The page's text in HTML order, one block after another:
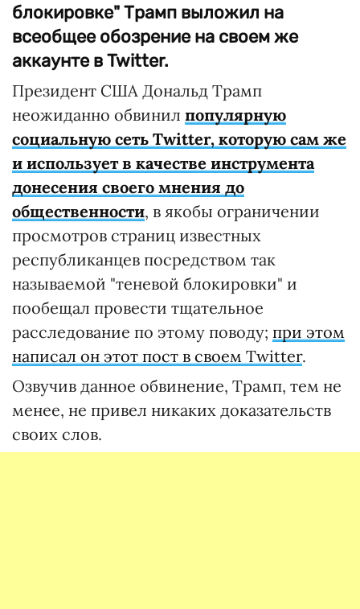
блокировке" Трамп выложил на
всеобщее обозрение на своем же
аккаунте в Twitter.
Президент США Дональд Трамп
неожиданно обвинил популярную
социальную сеть Twitter, которую сам же
и использует в качестве инструмента
донесения своего мнения до
общественности, в якобы ограничении
просмотров страниц известных
республиканцев посредством так
называемой "теневой блокировки" и
пообещал провести тщательное
расследование по этому поводу; при этом
написал он этот пост в своем Twitter.
Озвучив данное обвинение, Трамп, тем не
менее, не привел никаких доказательств
своих слов.